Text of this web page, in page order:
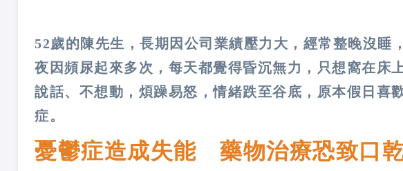
52歲的陳先生，長期因公司業績壓力大，經常整晚沒睡
夜因頻尿起來多次，每天都覺得昏沉無力，只想窩在床
說話、不想動，煩躁易怒，情緒跌至谷底，原本假日喜
症。
憂鬱症造成失能 藥物治療恐致口